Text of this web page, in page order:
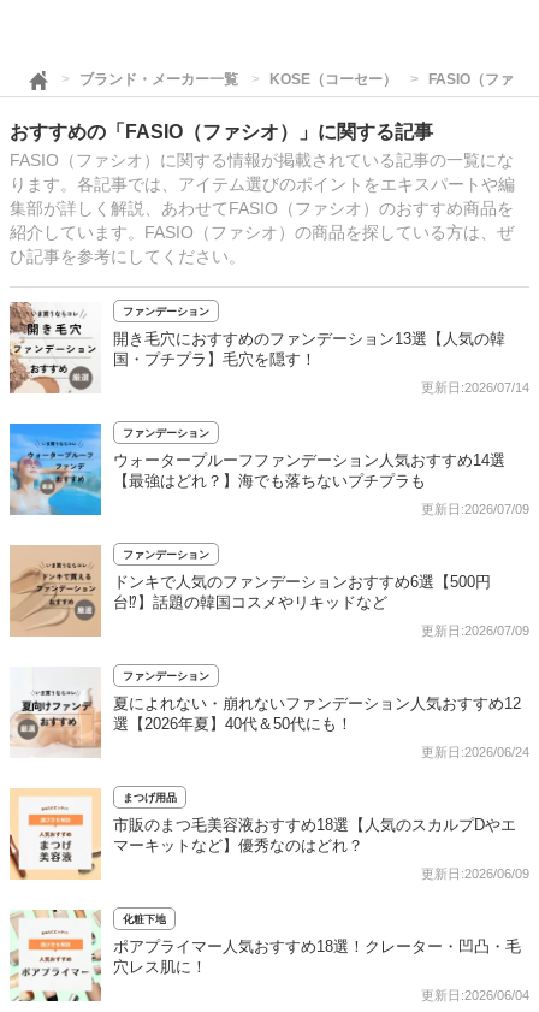
ブランド・メーカー一覧 KOSE（コーセー） FASIO（ファシ
おすすめの「FASIO（ファシオ）」に関する記事
FASIO（ファシオ）に関する情報が掲載されている記事の一覧にな
ります。各記事では、アイテム選びのポイントをエキスパートや編
集部が詳しく解説、あわせてFASIO（ファシオ）のおすすめ商品を
紹介しています。FASIO（ファシオ）の商品を探している方は、ぜ
ひ記事を参考にしてください。
ファンデーション
開き毛穴におすすめのファンデーション13選【人気の韓
国・プチプラ】毛穴を隠す！
更新日:2026/07/14
ファンデーション
ウォータープルーフファンデーション人気おすすめ14選
【最強はどれ？】海でも落ちないプチプラも
更新日:2026/07/09
ファンデーション
ドンキで人気のファンデーションおすすめ6選【500円
台⁉】話題の韓国コスメやリキッドなど
更新日:2026/07/09
ファンデーション
夏によれない・崩れないファンデーション人気おすすめ12
選【2026年夏】40代＆50代にも！
更新日:2026/06/24
まつげ用品
市販のまつ毛美容液おすすめ18選【人気のスカルプDやエ
マーキットなど】優秀なのはどれ？
更新日:2026/06/09
化粧下地
ポアプライマー人気おすすめ18選！クレーター・凹凸・毛
穴レス肌に！
更新日:2026/06/04